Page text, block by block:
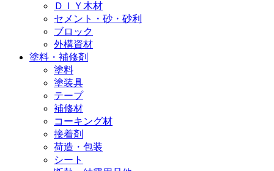
ＤＩＹ木材
セメント・砂・砂利
ブロック
外構資材
塗料・補修剤
塗料
塗装具
テープ
補修材
コーキング材
接着剤
荷造・包装
シート